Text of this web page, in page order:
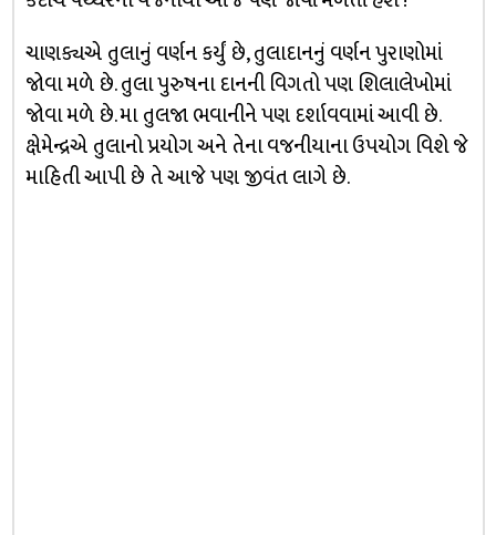
ચાણક્યએ તુલાનું વર્ણન કર્યું છે, તુલાદાનનું વર્ણન પુરાણોમાં
જોવા મળે છે. તુલા પુરુષના દાનની વિગતો પણ શિલાલેખોમાં
જોવા મળે છે. મા તુલજા ભવાનીને પણ દર્શાવવામાં આવી છે.
ક્ષેમેન્દ્રએ તુલાનો પ્રયોગ અને તેના વજનીયાના ઉપયોગ વિશે જે
માહિતી આપી છે તે આજે પણ જીવંત લાગે છે.